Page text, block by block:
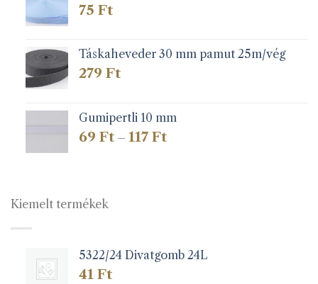
75 Ft
Táskaheveder 30 mm pamut 25m/vég
279 Ft
Gumipertli 10 mm
69 Ft – 117 FtÁrtartomány:
Kiemelt termékek
5322/24 Divatgomb 24L
41 Ft